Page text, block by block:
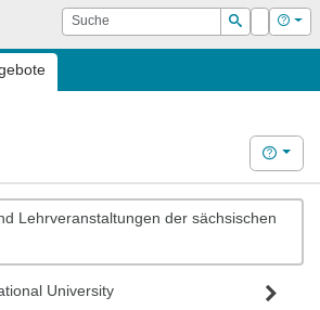
Suche
Suchen
Login Hilfe
Hilfe
Lehrveranstaltungen der sächsischen
University